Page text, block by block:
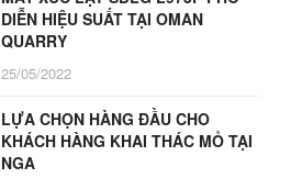
DIỄN HIỆU SUẤT TẠI OMAN
QUARRY
25/05/2022
LỰA CHỌN HÀNG ĐẦU CHO
KHÁCH HÀNG KHAI THÁC MỎ TẠI
NGA